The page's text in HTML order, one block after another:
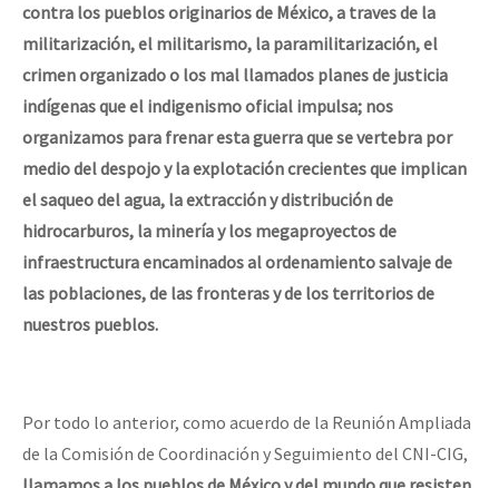
contra los pueblos originarios de México, a traves de la
militarización, el militarismo, la paramilitarización, el
crimen organizado o los mal llamados planes de justicia
indígenas que el indigenismo oficial impulsa; nos
organizamos para frenar esta guerra que se vertebra por
medio del despojo y la explotación crecientes que implican
el saqueo del agua, la extracción y distribución de
hidrocarburos, la minería y los megaproyectos de
infraestructura encaminados al ordenamiento salvaje de
las poblaciones, de las fronteras y de los territorios de
nuestros pueblos.
Por todo lo anterior, como acuerdo de la Reunión Ampliada
de la Comisión de Coordinación y Seguimiento del CNI-CIG,